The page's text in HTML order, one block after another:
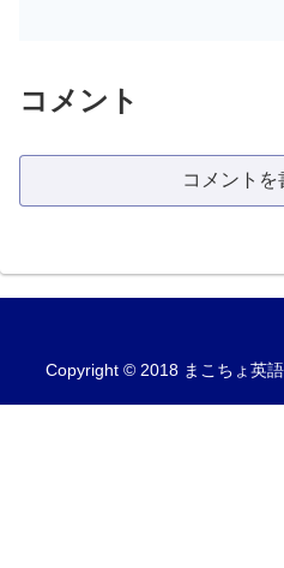
コメント
コメントを
Copyright © 2018 まこちょ英